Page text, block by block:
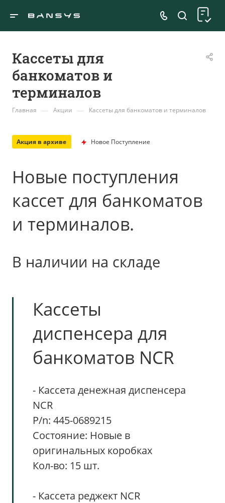
Кассеты для
банкоматов и
терминалов
Главная — Акции — Кассеты для банкоматов и терминалов
Акция в архиве Новое Поступление
Новые поступления
кассет для банкоматов
и терминалов.
В наличии на складе
Кассеты
диспенсера для
банкоматов NCR
- Кассета денежная диспенсера
NCR
P/n: 445-0689215
Состояние: Новые в
оригинальных коробках
Кол-во: 15 шт.
- Кассета реджект NCR